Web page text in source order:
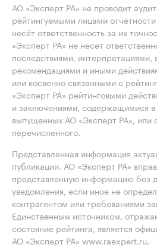
АО «Эксперт РА» не проводит
рейтингуемыми лицами
несёт ответственность за их
«Эксперт РА» не несет
последствиями, интерпретациями,
рекомендациями и иными
или косвенно связанными с
«Эксперт РА» рейтинговыми
и заключениями, содержащимися
выпущенных АО «Эксперт РА», или
перечисленного.
Представленная информация
публикации. АО «Эксперт РА»
представленную информацию без
уведомления, если иное не
контрагентом или требованиями
Единственным источником,
состояние рейтинга, является
АО «Эксперт РА» www.raexpert.ru.